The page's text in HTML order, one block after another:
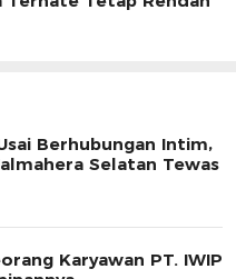
Berhubungan Intim,
Selatan Tewas
Karyawan PT. IWIP